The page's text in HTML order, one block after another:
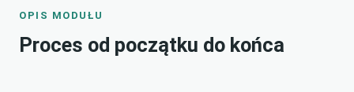
OPIS MODUŁU
Proces od początku do końca